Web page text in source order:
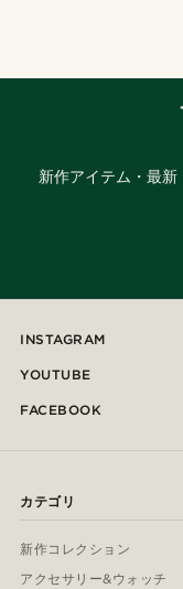
新作アイテム・最
INSTAGRAM
YOUTUBE
FACEBOOK
カテゴリ
新作コレクション
アクセサリー&ウォッチ